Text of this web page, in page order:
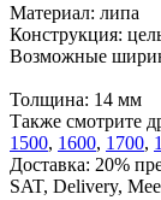
Материал: липа
Конструкция:
Возможные
Толщина: 14 мм
Также смотрите
1500, 1600, 1700,
Доставка: 20%
SAT, Delivery,